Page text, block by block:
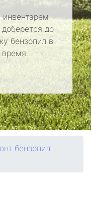
до
бензопил в
бензопил